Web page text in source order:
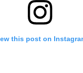
this post on